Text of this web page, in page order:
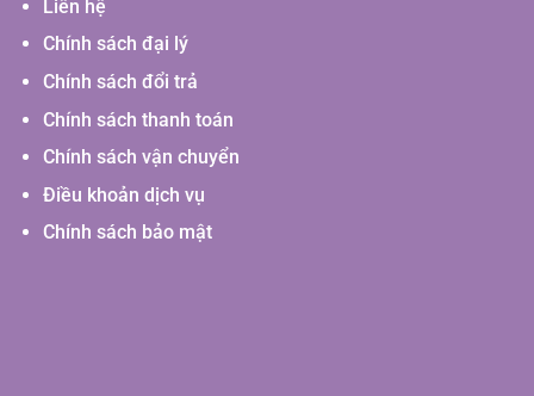
Liên hệ
Chính sách đại lý
Chính sách đổi trả
Chính sách thanh toán
Chính sách vận chuyển
Điều khoản dịch vụ
Chính sách bảo mật